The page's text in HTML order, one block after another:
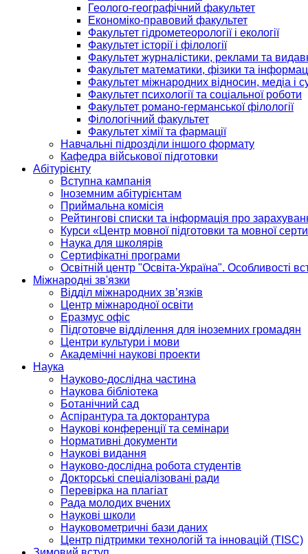
Геолого-географічний факультет
Економіко-правовий факультет
Факультет гідрометеорології і екології
Факультет історії і філології
Факультет журналістики, реклами та
Факультет математики, фізики та
Факультет міжнародних відносин, медіа і
Факультет психології та соціальної роботи
Факультет романо-германської філології
Філологічний факультет
Факультет хімії та фармації
Навчальні підрозділи іншого формату
Кафедра військової підготовки
Абітурієнту
Вступна кампанія
Іноземним абітурієнтам
Приймальна комісія
Рейтингові списки та інформація про
Курси «Центр мовної підготовки та мовної
Наука для школярів
Сертифікатні програми
Освітній центр "Освіта-Україна". Особливості
Міжнародні зв'язки
Відділ міжнародних зв’язків
Центр міжнародної освіти
Еразмус офіс
Підготовче відділення для іноземних громадян
Центри культури і мови
Академічні наукові проекти
Наука
Науково-дослідна частина
Наукова бібліотека
Ботанічний сад
Аспірантура та докторантура
Наукові конференції та семінари
Нормативні документи
Наукові видання
Науково-дослідна робота студентів
Докторські спеціалізовані ради
Перевірка на плагіат
Рада молодих вчених
Наукові школи
Науковометричні бази даних
Центр підтримки технологій та інновацій (TISC)